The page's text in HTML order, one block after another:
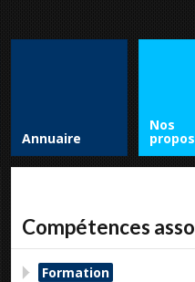
Annuaire
Nos
Compétences
Formation